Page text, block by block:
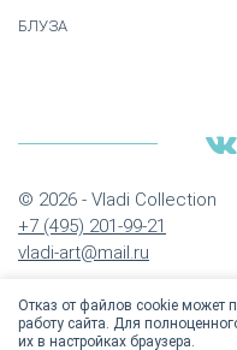
БЛУЗА
© 2026 - Vladi Collection
+7 (495) 201-99-21
vladi-art@mail.ru
Отказ от файлов cookie может
работу сайта. Для
их в настройках браузера.